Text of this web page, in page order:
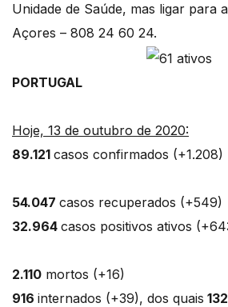
Unidade de Saúde, mas ligar para
Açores – 808 24 60 24.
PORTUGAL
Hoje, 13 de outubro de 2020:
89.121 casos confirmados (+1.208)
54.047 casos recuperados (+549)
32.964 casos positivos ativos
2.110 mortos (+16)
916 internados (+39), dos quais 132